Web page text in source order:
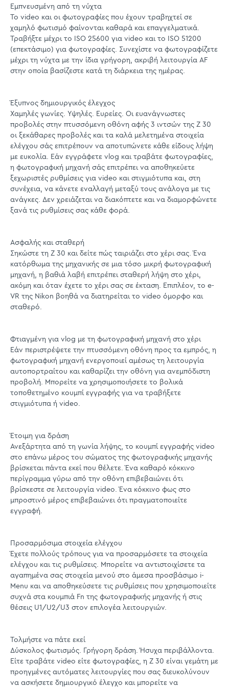
Εμπνευσμένη από τη νύχτα
Το video και οι φωτογραφίες που έχουν τραβηχτεί σε
χαμηλό φωτισμό φαίνονται καθαρά και επαγγελματικά.
Τραβήξτε μέχρι το ISO 25600 για video και το ISO 51200
(επεκτάσιμο) για φωτογραφίες. Συνεχίστε να φωτογραφίζετε
μέχρι τη νύχτα με την ίδια γρήγορη, ακριβή λειτουργία AF
στην οποία βασίζεστε κατά τη διάρκεια της ημέρας.
Έξυπνος δημιουργικός έλεγχος
Χαμηλές γωνίες. Υψηλές. Ευρείες. Οι ευανάγνωστες
προβολές στην πτυσσόμενη οθόνη αφής 3 ιντσών της Z 30
οι ξεκάθαρες προβολές και τα καλά μελετημένα στοιχεία
ελέγχου σάς επιτρέπουν να αποτυπώνετε κάθε είδους λήψη
με ευκολία. Εάν εγγράφετε vlog και τραβάτε φωτογραφίες,
η φωτογραφική μηχανή σάς επιτρέπει να αποθηκεύετε
ξεχωριστές ρυθμίσεις για video και στιγμιότυπα και, στη
συνέχεια, να κάνετε εναλλαγή μεταξύ τους ανάλογα με τις
ανάγκες. Δεν χρειάζεται να διακόπτετε και να διαμορφώνετε
ξανά τις ρυθμίσεις σας κάθε φορά.
Ασφαλής και σταθερή
Σηκώστε τη Z 30 και δείτε πώς ταιριάζει στο χέρι σας. Ένα
κατόρθωμα της μηχανικής σε μια τόσο μικρή φωτογραφική
μηχανή, η βαθιά λαβή επιτρέπει σταθερή λήψη στο χέρι,
ακόμη και όταν έχετε το χέρι σας σε έκταση. Επιπλέον, το e-
VR της Nikon βοηθά να διατηρείται το video όμορφο και
σταθερό.
Φτιαγμένη για vlog με τη φωτογραφική μηχανή στο χέρι
Εάν περιστρέψετε την πτυσσόμενη οθόνη προς τα εμπρός, η
φωτογραφική μηχανή ενεργοποιεί αμέσως τη λειτουργία
αυτοπορτραίτου και καθαρίζει την οθόνη για ανεμπόδιστη
προβολή. Μπορείτε να χρησιμοποιήσετε το βολικά
τοποθετημένο κουμπί εγγραφής για να τραβήξετε
στιγμιότυπα ή video.
Έτοιμη για δράση
Ανεξάρτητα από τη γωνία λήψης, το κουμπί εγγραφής video
στο επάνω μέρος του σώματος της φωτογραφικής μηχανής
βρίσκεται πάντα εκεί που θέλετε. Ένα καθαρό κόκκινο
περίγραμμα γύρω από την οθόνη επιβεβαιώνει ότι
βρίσκεστε σε λειτουργία video. Ένα κόκκινο φως στο
μπροστινό μέρος επιβεβαιώνει ότι πραγματοποιείτε
εγγραφή.
Προσαρμόσιμα στοιχεία ελέγχου
Έχετε πολλούς τρόπους για να προσαρμόσετε τα στοιχεία
ελέγχου και τις ρυθμίσεις. Μπορείτε να αντιστοιχίσετε τα
αγαπημένα σας στοιχεία μενού στο άμεσα προσβάσιμο i-
Menu και να αποθηκεύσετε τις ρυθμίσεις που χρησιμοποιείτε
συχνά στα κουμπιά Fn της φωτογραφικής μηχανής ή στις
θέσεις U1/U2/U3 στον επιλογέα λειτουργιών.
Τολμήστε να πάτε εκεί
Δύσκολος φωτισμός. Γρήγορη δράση. Ήσυχα περιβάλλοντα.
Είτε τραβάτε video είτε φωτογραφίες, η Z 30 είναι γεμάτη με
προηγμένες αυτόματες λειτουργίες που σας διευκολύνουν
να ασκήσετε δημιουργικό έλεγχο και μπορείτε να